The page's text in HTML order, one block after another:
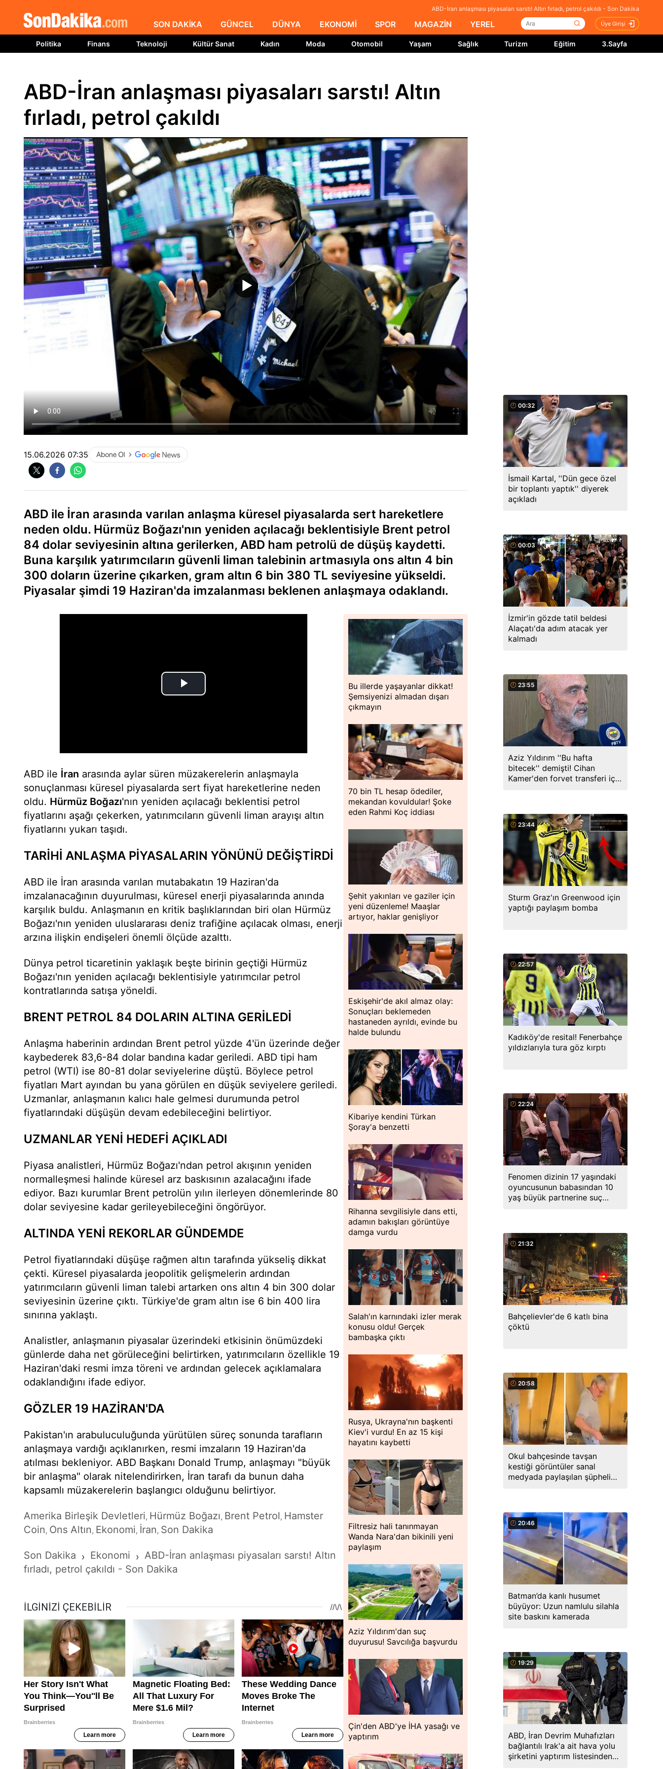
ABD-İran anlaşması piyasaları sarstı! Altın fırladı, petrol çakıldı - Son Dakika
SON DAKİKA GÜNCEL DÜNYA EKONOMİ SPOR MAGAZİN YEREL Üye Girişi
Politika Finans Teknoloji Kültür Sanat Kadın Moda Otomobil Yaşam Sağlık Turizm Eğitim 3.Sayfa
ABD-İran anlaşması piyasaları sarstı! Altın
fırladı, petrol çakıldı
15.06.2026 07:35
ABD ile İran arasında varılan anlaşma küresel piyasalarda sert hareketlere
neden oldu. Hürmüz Boğazı'nın yeniden açılacağı beklentisiyle Brent petrol
84 dolar seviyesinin altına gerilerken, ABD ham petrolü de düşüş kaydetti.
Buna karşılık yatırımcıların güvenli liman talebinin artmasıyla ons altın 4 bin
300 doların üzerine çıkarken, gram altın 6 bin 380 TL seviyesine yükseldi.
Piyasalar şimdi 19 Haziran'da imzalanması beklenen anlaşmaya odaklandı.
ABD ile İran arasında aylar süren müzakerelerin anlaşmayla
sonuçlanması küresel piyasalarda sert fiyat hareketlerine neden
oldu. Hürmüz Boğazı'nın yeniden açılacağı beklentisi petrol
fiyatlarını aşağı çekerken, yatırımcıların güvenli liman arayışı altın
fiyatlarını yukarı taşıdı.
TARİHİ ANLAŞMA PİYASALARIN YÖNÜNÜ DEĞİŞTİRDİ
ABD ile İran arasında varılan mutabakatın 19 Haziran'da
imzalanacağının duyurulması, küresel enerji piyasalarında anında
karşılık buldu. Anlaşmanın en kritik başlıklarından biri olan Hürmüz
Boğazı'nın yeniden uluslararası deniz trafiğine açılacak olması, enerji
arzına ilişkin endişeleri önemli ölçüde azalttı.
Dünya petrol ticaretinin yaklaşık beşte birinin geçtiği Hürmüz
Boğazı'nın yeniden açılacağı beklentisiyle yatırımcılar petrol
kontratlarında satışa yöneldi.
BRENT PETROL 84 DOLARIN ALTINA GERİLEDİ
Anlaşma haberinin ardından Brent petrol yüzde 4'ün üzerinde değer
kaybederek 83,6-84 dolar bandına kadar geriledi. ABD tipi ham
petrol (WTI) ise 80-81 dolar seviyelerine düştü. Böylece petrol
fiyatları Mart ayından bu yana görülen en düşük seviyelere geriledi.
Uzmanlar, anlaşmanın kalıcı hale gelmesi durumunda petrol
fiyatlarındaki düşüşün devam edebileceğini belirtiyor.
UZMANLAR YENİ HEDEFİ AÇIKLADI
Piyasa analistleri, Hürmüz Boğazı'ndan petrol akışının yeniden
normalleşmesi halinde küresel arz baskısının azalacağını ifade
ediyor. Bazı kurumlar Brent petrolün yılın ilerleyen dönemlerinde 80
dolar seviyesine kadar gerileyebileceğini öngörüyor.
ALTINDA YENİ REKORLAR GÜNDEMDE
Petrol fiyatlarındaki düşüşe rağmen altın tarafında yükseliş dikkat
çekti. Küresel piyasalarda jeopolitik gelişmelerin ardından
yatırımcıların güvenli liman talebi artarken ons altın 4 bin 300 dolar
seviyesinin üzerine çıktı. Türkiye'de gram altın ise 6 bin 400 lira
sınırına yaklaştı.
Analistler, anlaşmanın piyasalar üzerindeki etkisinin önümüzdeki
günlerde daha net görüleceğini belirtirken, yatırımcıların özellikle 19
Haziran'daki resmi imza töreni ve ardından gelecek açıklamalara
odaklandığını ifade ediyor.
GÖZLER 19 HAZİRAN'DA
Pakistan'ın arabuluculuğunda yürütülen süreç sonunda tarafların
anlaşmaya vardığı açıklanırken, resmi imzaların 19 Haziran'da
atılması bekleniyor. ABD Başkanı Donald Trump, anlaşmayı "büyük
bir anlaşma" olarak nitelendirirken, İran tarafı da bunun daha
kapsamlı müzakerelerin başlangıcı olduğunu belirtiyor.
Amerika Birleşik Devletleri, Hürmüz Boğazı, Brent Petrol, Hamster
Coin, Ons Altın, Ekonomi, İran, Son Dakika
Son Dakika › Ekonomi › ABD-İran anlaşması piyasaları sarstı! Altın
fırladı, petrol çakıldı - Son Dakika
Bu illerde yaşayanlar dikkat!
Şemsiyenizi almadan dışarı
çıkmayın
70 bin TL hesap ödediler,
mekandan kovuldular! Şoke
eden Rahmi Koç iddiası
Şehit yakınları ve gaziler için
yeni düzenleme! Maaşlar
artıyor, haklar genişliyor
Eskişehir'de akıl almaz olay:
Sonuçları beklemeden
hastaneden ayrıldı, evinde bu
halde bulundu
Kibariye kendini Türkan
Şoray'a benzetti
Rihanna sevgilisiyle dans etti,
adamın bakışları görüntüye
damga vurdu
Salah'ın karnındaki izler merak
konusu oldu! Gerçek
bambaşka çıktı
Rusya, Ukrayna'nın başkenti
Kiev'i vurdu! En az 15 kişi
hayatını kaybetti
Filtresiz hali tanınmayan
Wanda Nara'dan bikinili yeni
paylaşım
Aziz Yıldırım'dan suç
duyurusu! Savcılığa başvurdu
Çin'den ABD'ye İHA yasağı ve
yaptırım
00:32
İsmail Kartal, ''Dün gece özel
bir toplantı yaptık'' diyerek
açıkladı
00:03
İzmir'in gözde tatil beldesi
Alaçatı'da adım atacak yer
kalmadı
23:55
Aziz Yıldırım ''Bu hafta
bitecek'' demişti! Cihan
Kamer'den forvet transferi için
23:44
Sturm Graz'ın Greenwood için
yaptığı paylaşım bomba
22:57
Kadıköy'de resital! Fenerbahçe
yıldızlarıyla tura göz kırptı
22:24
Fenomen dizinin 17 yaşındaki
oyuncusunun babasından 10
yaş büyük partnerine suç
21:32
Bahçelievler'de 6 katlı bina
çöktü
20:58
Okul bahçesinde tavşan
kestiği görüntüler sanal
medyada paylaşılan şüpheli
20:46
Batman’da kanlı husumet
büyüyor: Uzun namlulu silahla
site baskını kamerada
19:29
ABD, İran Devrim Muhafızları
bağlantılı Irak'a ait hava yolu
şirketini yaptırım listesinden